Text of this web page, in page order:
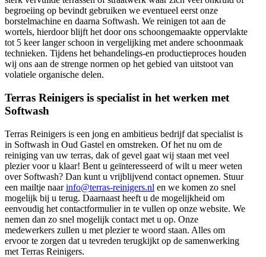
begroeiing op bevindt gebruiken we eventueel eerst onze
borstelmachine en daarna Softwash. We reinigen tot aan de
wortels, hierdoor blijft het door ons schoongemaakte oppervlakte
tot 5 keer langer schoon in vergelijking met andere schoonmaak
technieken. Tijdens het behandelings-en productieproces houden
wij ons aan de strenge normen op het gebied van uitstoot van
volatiele organische delen.
Terras Reinigers is specialist in het werken met
Softwash
Terras Reinigers is een jong en ambitieus bedrijf dat specialist is
in Softwash in Oud Gastel en omstreken. Of het nu om de
reiniging van uw terras, dak of gevel gaat wij staan met veel
plezier voor u klaar! Bent u geïnteresseerd of wilt u meer weten
over Softwash? Dan kunt u vrijblijvend contact opnemen. Stuur
een mailtje naarinfo@terras-reinigers.nl en we komen zo snel
mogelijk bij u terug. Daarnaast heeft u de mogelijkheid om
eenvoudig het contactformulier in te vullen op onze website. We
nemen dan zo snel mogelijk contact met u op. Onze
medewerkers zullen u met plezier te woord staan. Alles om
ervoor te zorgen dat u tevreden terugkijkt op de samenwerking
met Terras Reinigers.